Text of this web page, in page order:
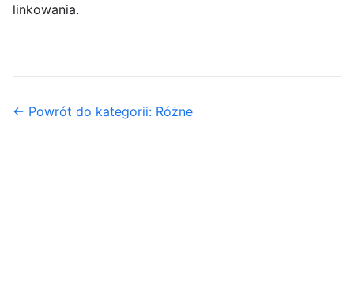
linkowania.
← Powrót do kategorii: Różne